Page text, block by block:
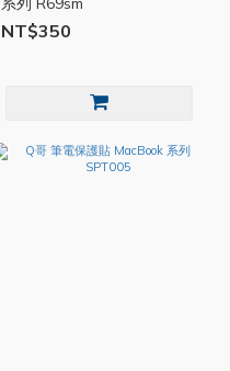
NT$350